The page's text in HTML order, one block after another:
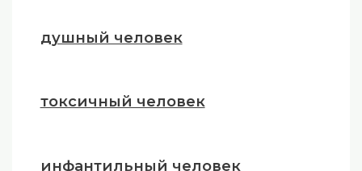
душный человек
токсичный человек
инфантильный человек